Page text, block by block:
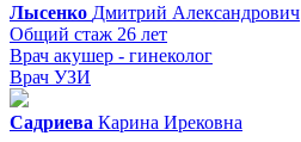
Лысенко Дмитрий Александрович
Общий стаж 26 лет
Врач акушер - гинеколог
Врач УЗИ
Садриева Карина Ирековна